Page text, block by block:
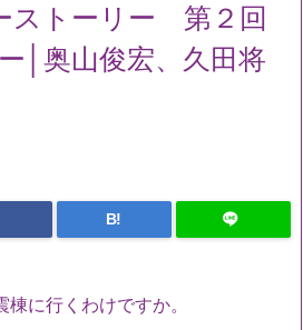
ストーリー 第２回
│奥山俊宏、久田将
B!
に行くわけですか。